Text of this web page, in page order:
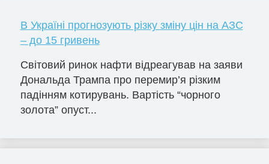
В Україні прогнозують різку зміну цін на АЗС
– до 15 гривень
Світовий ринок нафти відреагував на заяви
Дональда Трампа про перемир’я різким
падінням котирувань. Вартість “чорного
золота” опуст...